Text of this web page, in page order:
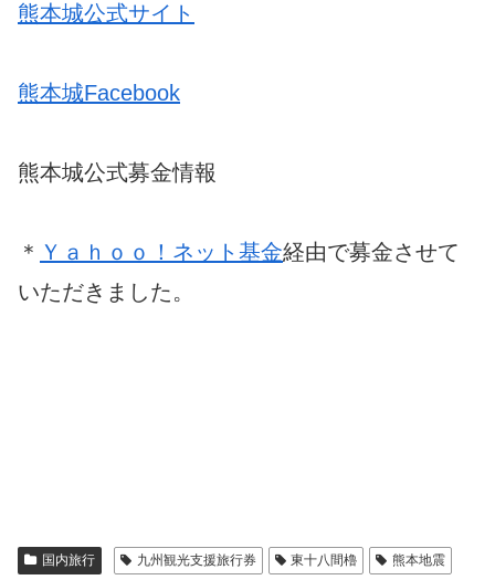
熊本城公式サイト
熊本城Facebook
熊本城公式募金情報
＊ Ｙａｈｏｏ！ネット基金経由で募金させて
いただきました。
国内旅行 九州観光支援旅行券 東十八間櫓 熊本地震